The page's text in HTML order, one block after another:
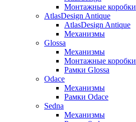
Монтажные коробки
AtlasDesign Antique
AtlasDesign Antique
Механизмы
Glossa
Механизмы
Монтажные коробки
Рамки Glossa
Odace
Механизмы
Рамки Odace
Sedna
Механизмы